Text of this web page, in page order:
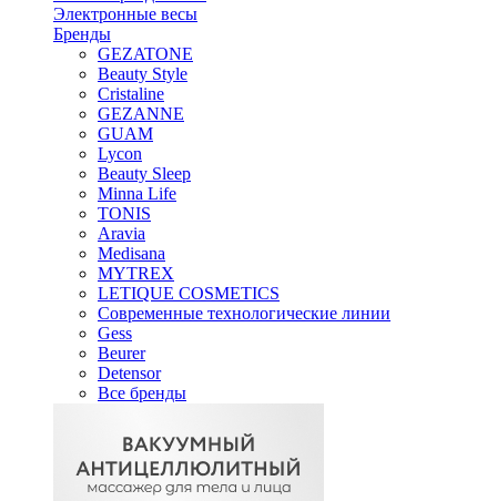
Электронные весы
Бренды
GEZATONE
Beauty Style
Cristaline
GEZANNE
GUAM
Lycon
Beauty Sleep
Minna Life
TONIS
Aravia
Medisana
MYTREX
LETIQUE COSMETICS
Современные технологические линии
Gess
Beurer
Detensor
Все бренды